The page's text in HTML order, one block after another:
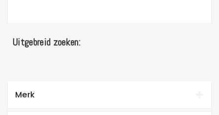
Uitgebreid zoeken:
Merk